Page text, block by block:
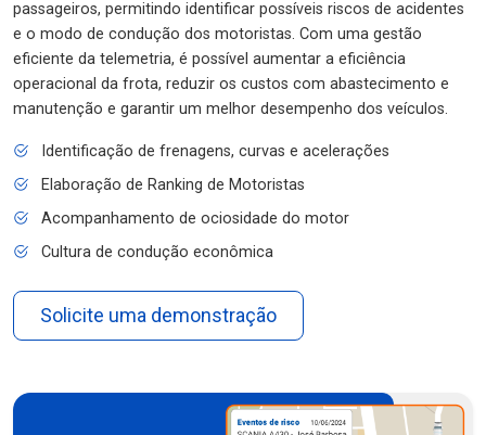
passageiros, permitindo identificar possíveis riscos de acidentes
e o modo de condução dos motoristas. Com uma gestão
eficiente da telemetria, é possível aumentar a eficiência
operacional da frota, reduzir os custos com abastecimento e
manutenção e garantir um melhor desempenho dos veículos.
Identificação de frenagens, curvas e acelerações
Elaboração de Ranking de Motoristas
Acompanhamento de ociosidade do motor
Cultura de condução econômica
Solicite uma demonstração